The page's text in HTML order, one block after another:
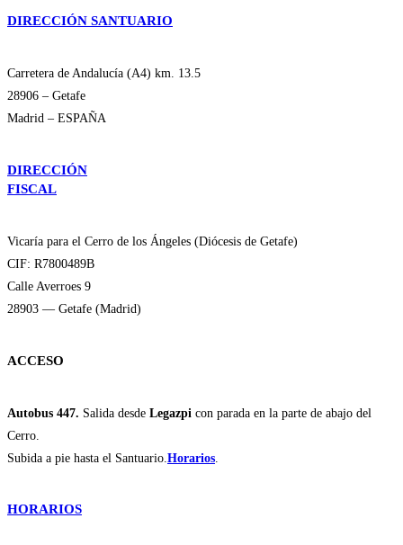
DIRECCIÓN SANTUARIO
Carretera de Andalucía (A4) km. 13.5
28906 – Getafe
Madrid – ESPAÑA
DIRECCIÓN
FISCAL
Vicaría para el Cerro de los Ángeles (Diócesis de Getafe)
CIF: R7800489B
Calle Averroes 9
28903 — Getafe (Madrid)
ACCESO
Autobus 447. Salida desde Legazpi con parada en la parte de abajo del
Cerro.
Subida a pie hasta el Santuario. Horarios
HORARIOS